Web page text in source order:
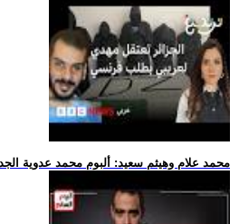
.. محمد علام وهيثم سعيد: ألبوم محمد عدوية